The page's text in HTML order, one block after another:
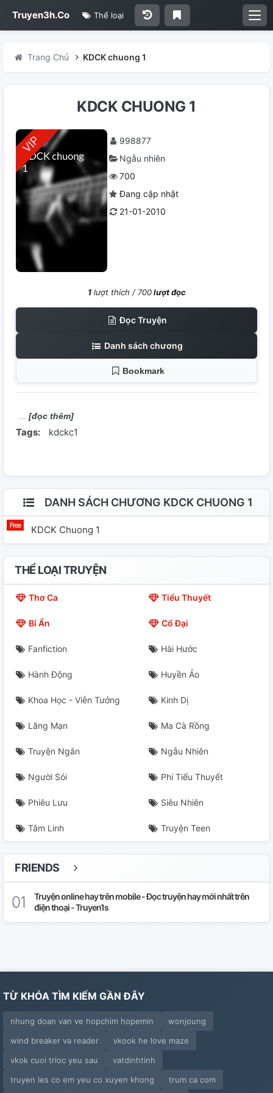
Truyen3h.Co Thể loại
Trang Chủ KDCK chuong 1
KDCK CHUONG 1
998877
Ngẫu nhiên
700
Đang cập nhật
21-01-2010
1lượt thích / 700lượt đọc
Đọc Truyện
Danh sách chương
Bookmark
[đọc thêm]
Tags: kdckc1
DANH SÁCH CHƯƠNG KDCK CHUONG 1
KDCK Chuong 1
THỂ LOẠI TRUYỆN
Thơ Ca Tiểu Thuyết
Bí Ẩn Cổ Đại
Fanfiction Hài Hước
Hành Động Huyền Ảo
Khoa Học - Viễn Tưởng Kinh Dị
Lãng Mạn Ma Cà Rồng
Truyện Ngắn Ngẫu Nhiên
Người Sói Phi Tiểu Thuyết
Phiêu Lưu Siêu Nhiên
Tâm Linh Truyện Teen
FRIENDS
Truyện online hay trên mobile - Đọc truyện hay mới nhất trên
điện thoại - Truyen1s
TỪ KHÓA TÌM KIẾM GẦN ĐÂY
nhung doan van ve hopchim hopemin
wonjoung
wind breaker va reader
vkook he love maze
vkok cuoi trioc yeu sau
vatdinhtinh
truyen les co em yeu co xuyen khong
trum ca com